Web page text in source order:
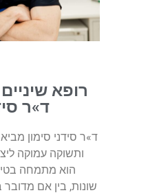
רופא
ד»ר
ד»ר סידני סימון
ותשוקה עמוקה
הוא מתמחה
שונות, בין אם